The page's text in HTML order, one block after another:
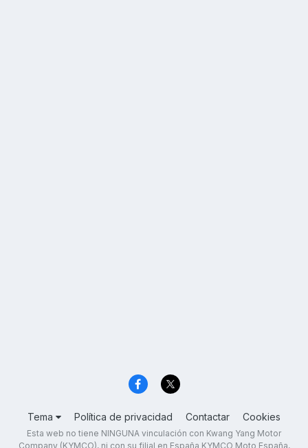
Tema Política de privacidad Contactar Cookies
Esta web no tiene NINGUNA vinculación con Kwang Yang Motor
Company (KYMCO), ni con su filial en España KYMCO Moto España,